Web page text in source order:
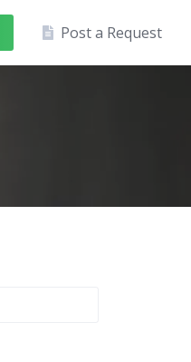
Post a Request